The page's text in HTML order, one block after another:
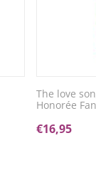
The love
Honorée
€16,95